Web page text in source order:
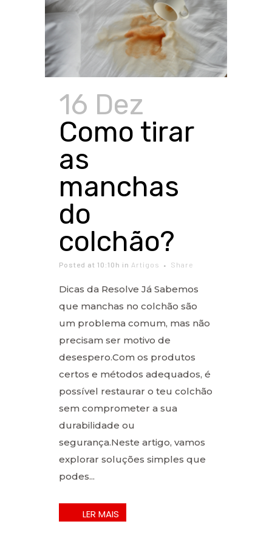
16 Dez
Como tirar
as
manchas
do
colchão?
Posted at 10:10h in Artigos Share
Dicas da Resolve Já Sabemos
que manchas no colchão são
um problema comum, mas não
precisam ser motivo de
desespero.Com os produtos
certos e métodos adequados, é
possível restaurar o teu colchão
sem comprometer a sua
durabilidade ou
segurança.Neste artigo, vamos
explorar soluções simples que
podes...